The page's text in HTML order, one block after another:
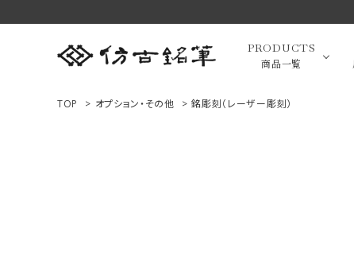
PRODUCTS
商品一覧
高級羊毛
TOP > オプション・その他 > 銘彫刻（レーザー彫刻）